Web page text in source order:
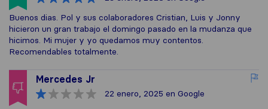
Buenos dias. Pol y sus colaboradores Cristian, Luis y Jonny
hicieron un gran trabajo el domingo pasado en la mudanza que
hicimos. Mi mujer y yo quedamos muy contentos.
Recomendables totalmente.
Mercedes Jr
22 enero, 2025 en Google